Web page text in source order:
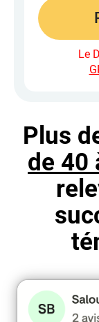
Le
Plus
de 40